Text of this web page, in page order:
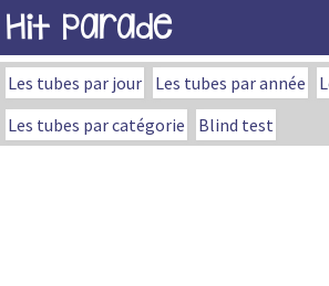
Hit Parade
Les tubes par jour Les tubes par année
Les tubes par catégorie
Blind test